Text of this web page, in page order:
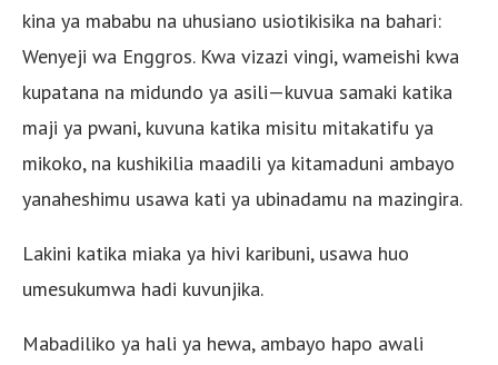
kina ya mababu na uhusiano usiotikisika na bahari:
Wenyeji wa Enggros. Kwa vizazi vingi, wameishi kwa
kupatana na midundo ya asili—kuvua samaki katika
maji ya pwani, kuvuna katika misitu mitakatifu ya
mikoko, na kushikilia maadili ya kitamaduni ambayo
yanaheshimu usawa kati ya ubinadamu na mazingira.
Lakini katika miaka ya hivi karibuni, usawa huo
umesukumwa hadi kuvunjika.
Mabadiliko ya hali ya hewa, ambayo hapo awali